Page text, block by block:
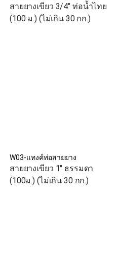
สายยางเขียว 3/4" ท่อน้ำไทย
(100 ม.) (ไม่เกิน 30 กก.)
W03-แทงค์ท่อสายยาง
สายยางเขียว 1" ธรรมดา
(100ม.) (ไม่เกิน 30 กก.)